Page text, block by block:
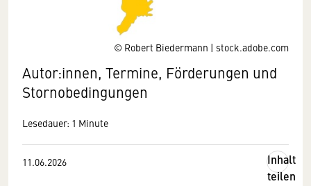
© Robert Biedermann | stock.adobe.com
Autor:innen, Termine, Förderungen und
Stornobedingungen
Lesedauer: 1 Minute
11.06.2026
Inhalt
teilen